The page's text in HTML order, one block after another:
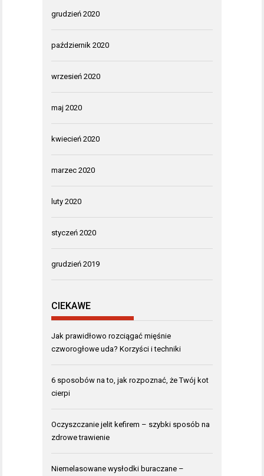
grudzień 2020
październik 2020
wrzesień 2020
maj 2020
kwiecień 2020
marzec 2020
luty 2020
styczeń 2020
grudzień 2019
CIEKAWE
Jak prawidłowo rozciągać mięśnie
czworogłowe uda? Korzyści i techniki
6 sposobów na to, jak rozpoznać, że Twój kot
cierpi
Oczyszczanie jelit kefirem – szybki sposób na
zdrowe trawienie
Niemelasowane wysłodki buraczane –